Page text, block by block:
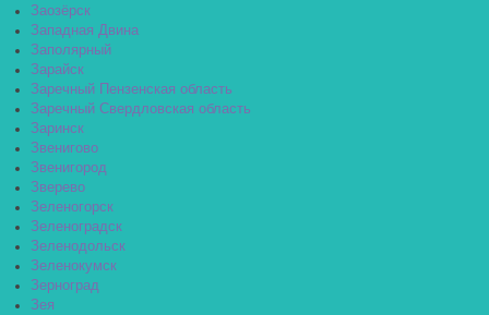
Заозёрск
Западная Двина
Заполярный
Зарайск
Заречный Пензенская область
Заречный Свердловская область
Заринск
Звенигово
Звенигород
Зверево
Зеленогорск
Зеленоградск
Зеленодольск
Зеленокумск
Зерноград
Зея